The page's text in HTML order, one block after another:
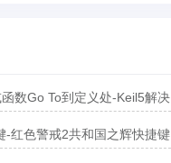
数Go To到定义处-Keil5解决
-红色警戒2共和国之辉快捷键